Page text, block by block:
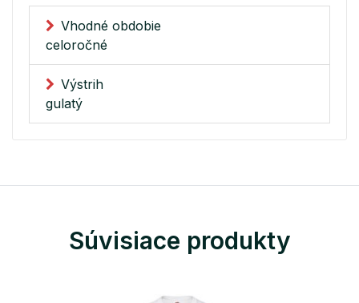
Vhodné obdobie
celoročné
Výstrih
gulatý
Súvisiace produkty